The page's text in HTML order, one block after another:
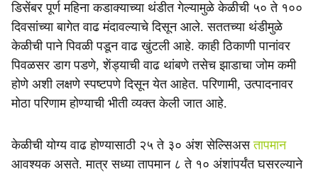
डिसेंबर पूर्ण महिना कडाक्याच्या थंडीत गेल्यामुळे केळीची ५० ते १००
दिवसांच्या बागेत वाढ मंदावल्याचे दिसून आले. सततच्या थंडीमुळे
केळीची पाने पिवळी पडून वाढ खुंटली आहे. काही ठिकाणी पानांवर
पिवळसर डाग पडणे, शेंड्याची वाढ थांबणे तसेच झाडाचा जोम कमी
होणे अशी लक्षणे स्पष्टपणे दिसून येत आहेत. परिणामी, उत्पादनावर
मोठा परिणाम होण्याची भीती व्यक्त केली जात आहे.
केळीची योग्य वाढ होण्यासाठी २५ ते ३० अंश सेल्सिअसतापमान
आवश्यक असते. मात्र सध्या तापमान ८ ते १० अंशांपर्यंत घसरल्याने